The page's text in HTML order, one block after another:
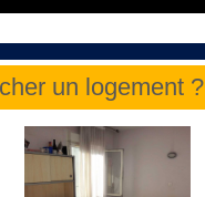
un logement ?